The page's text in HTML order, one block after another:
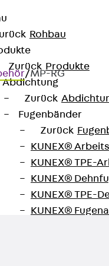
Rohbau
Zurück Produkte
Abdichtung
Zurück
Fugenbänder
Zurück
KUNEX®
KUNEX® TPE-
KUNEX®
KUNEX® TPE-
KUNEX®
/MP-RG